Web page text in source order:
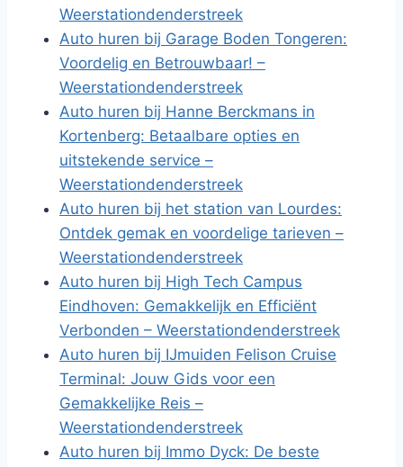
Weerstationdenderstreek
Auto huren bij Garage Boden Tongeren:
Voordelig en Betrouwbaar! –
Weerstationdenderstreek
Auto huren bij Hanne Berckmans in
Kortenberg: Betaalbare opties en
uitstekende service –
Weerstationdenderstreek
Auto huren bij het station van Lourdes:
Ontdek gemak en voordelige tarieven –
Weerstationdenderstreek
Auto huren bij High Tech Campus
Eindhoven: Gemakkelijk en Efficiënt
Verbonden – Weerstationdenderstreek
Auto huren bij IJmuiden Felison Cruise
Terminal: Jouw Gids voor een
Gemakkelijke Reis –
Weerstationdenderstreek
Auto huren bij Immo Dyck: De beste